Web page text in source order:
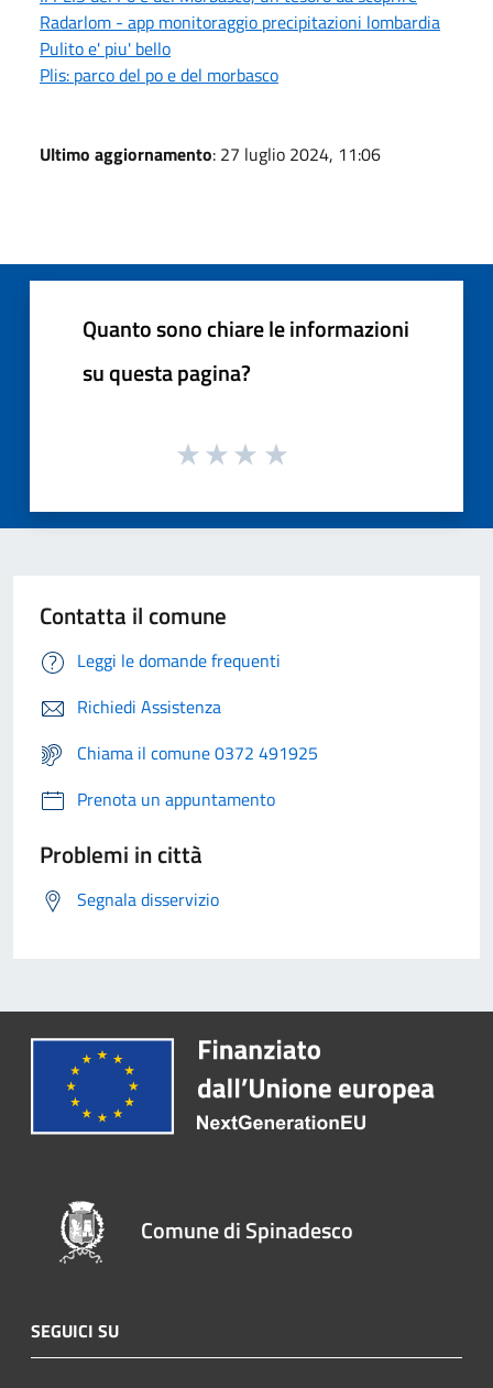
Radarlom - app monitoraggio precipitazioni lombardia
Pulito e' piu' bello
Plis: parco del po e del morbasco
Ultimo aggiornamento: 27 luglio 2024, 11:06
Quanto sono chiare le informazioni
su questa pagina?
Contatta il comune
Leggi le domande frequenti
Richiedi Assistenza
Chiama il comune 0372 491925
Prenota un appuntamento
Problemi in città
Segnala disservizio
Comune di Spinadesco
SEGUICI SU